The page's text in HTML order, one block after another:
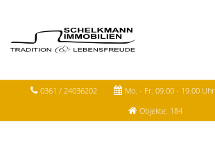
0361 / 24036202 Mo. - Fr. 09.00 - 19.00 Uhr
Objekte: 184